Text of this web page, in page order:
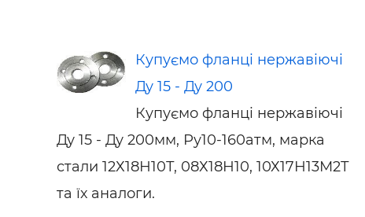
Купуємо фланці нержавіючі
Ду 15 - Ду 200
Купуємо фланці нержавіючі
Ду 15 - Ду 200мм, Ру10-160атм, марка
стали 12Х18Н10Т, 08Х18Н10, 10Х17Н13М2Т
та їх аналоги.